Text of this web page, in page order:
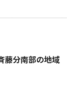
藤分南部の地域